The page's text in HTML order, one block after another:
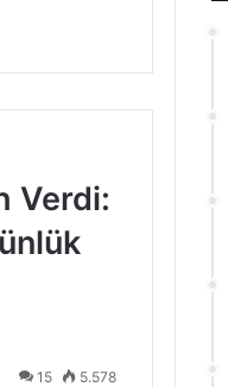
Verdi:
15 5.578